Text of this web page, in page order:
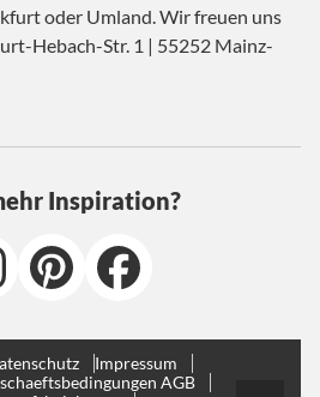
oder Umland. Wir freuen uns
Hebach-Str. 1 | 55252 Mainz-
Inspiration?
Impressum
AGB